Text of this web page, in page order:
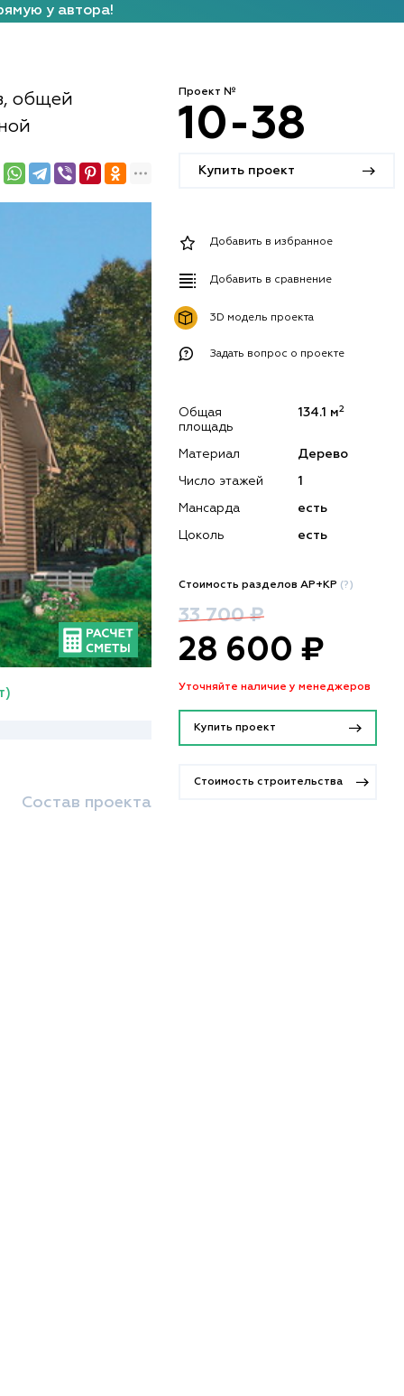
у автора!
общей
Состав проекта
Проект №
10-38
Купить проект
Добавить в избранное
Добавить в сравнение
3D модель проекта
Задать вопрос о проекте
Общая
площадь
134.1 м2
Материал Дерево
Число этажей 1
Мансарда есть
Цоколь есть
Стоимость разделов АР+КР (?)
33 700 ₽
28 600 ₽
Уточняйте наличие у менеджеров
Купить проект
Стоимость строительства